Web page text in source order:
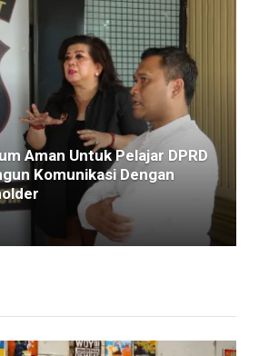
Aman Untuk Pelajar DPRD
Komunikasi Dengan